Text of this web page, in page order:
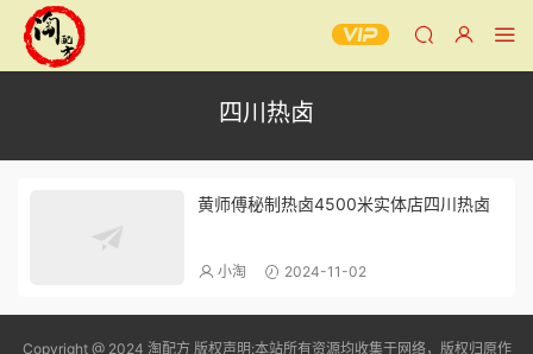
四川热卤
黄师傅秘制热卤4500米实体店四川热卤
小淘 2024-11-02
Copyright @ 2024 淘配方 版权声明:本站所有资源均收集于网络，版权归原作